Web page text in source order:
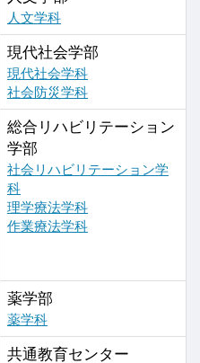
人文学科
現代社会学部
現代社会学科
社会防災学科
総合リハビリテーション
学部
社会リハビリテーション学
科
理学療法学科
作業療法学科
薬学部
薬学科
共通教育センター